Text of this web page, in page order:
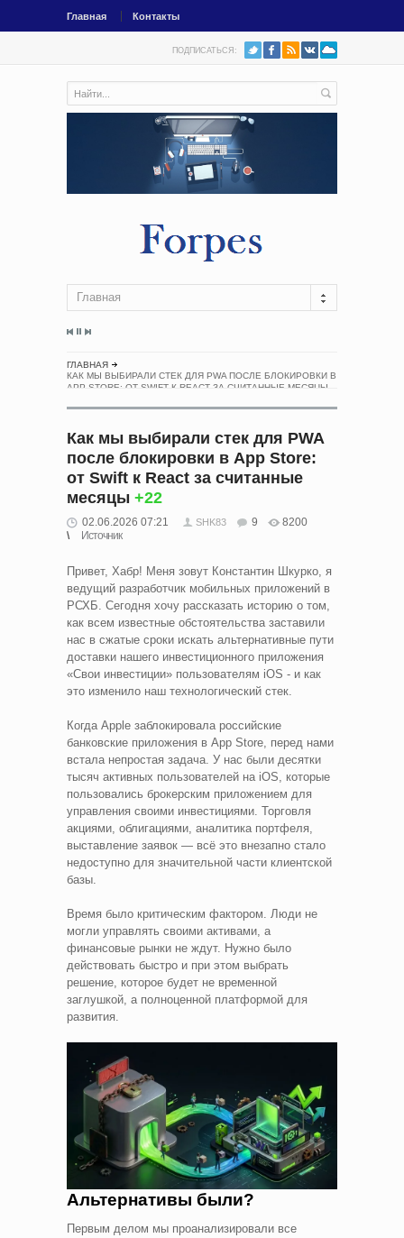
Главная Контакты
ПОДПИСАТЬСЯ:
Главная
ГЛАВНАЯ
КАК МЫ ВЫБИРАЛИ СТЕК ДЛЯ PWA ПОСЛЕ БЛОКИРОВКИ В
APP STORE: ОТ SWIFT К REACT ЗА СЧИТАННЫЕ МЕСЯЦЫ
Как мы выбирали стек для PWA
после блокировки в App Store:
от Swift к React за считанные
месяцы +22
02.06.2026 07:21 SHK83 9
8200
Источник
Привет, Хабр! Меня зовут Константин Шкурко, я
ведущий разработчик мобильных приложений в
РСХБ. Сегодня хочу рассказать историю о том,
как всем известные обстоятельства заставили
нас в сжатые сроки искать альтернат­ивные пути
доставки нашего инвестиционного приложения
«Свои инвестиции» пользователям iOS - и как
это изменило наш технологический стек.
Когда Apple заблокировала российские
банковские приложения в App Store, перед нами
встала непростая задача. У нас были десятки
тысяч активных пользователей на iOS, которые
пользовались брокерским приложением для
управления своими инвестициями. Торговля
акциями, облигациями, аналитика портфеля,
выставление заявок — всё это внезапно стало
недоступно для значительной части клиентской
базы.
Время было критическим фактором. Люди не
могли управлять своими активами, а
финансовые рынки не ждут. Нужно было
действовать быстро и при этом выбрать
решение, которое будет не временной
заглушкой, а полноценной платформой для
развития.
Альтернативы были?
Первым делом мы проанализировали все